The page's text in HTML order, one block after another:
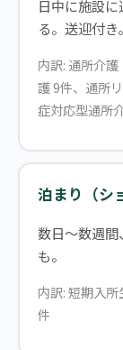
日中に施設
る。送迎付き。
内訳: 通所介
護 9件、通所
症対応型通所
泊まり（シ
数日〜数週
も。
内訳: 短期入
件